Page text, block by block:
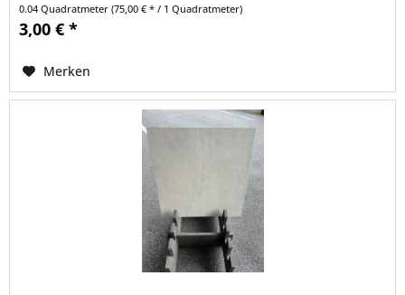
0.04 Quadratmeter(75,00 € * / 1 Quadratmeter)
3,00 € *
Merken